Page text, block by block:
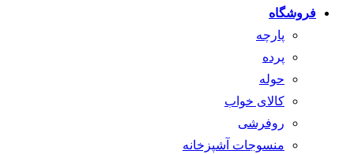
فروشگاه
پارچه
پرده
حوله
کالای خواب
روفرشی
منسوجات آشپزخانه